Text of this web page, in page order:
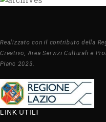
Realizzato con il contributo della
Creativo, Area Servizi Culturali e
Piano 2023.
LINK UTILI